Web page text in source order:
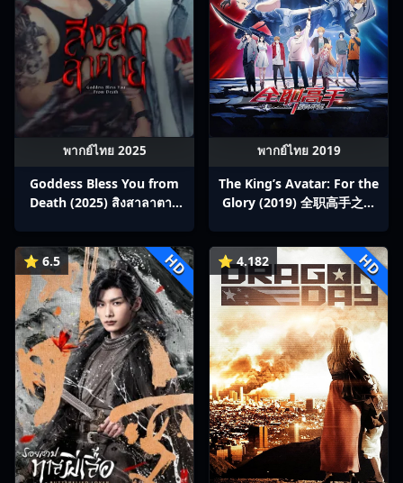
พากย์ไทย 2025
Goddess Bless You from
Death (2025) สิงสาลาตาย
พากย์ไทย 2019
The King’s Avatar: For the
Glory (2019) 全职高手之巅
⭐ 6.5 HD ⭐ 4.182 HD